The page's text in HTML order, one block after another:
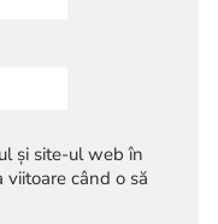
și site-ul web în
când o să